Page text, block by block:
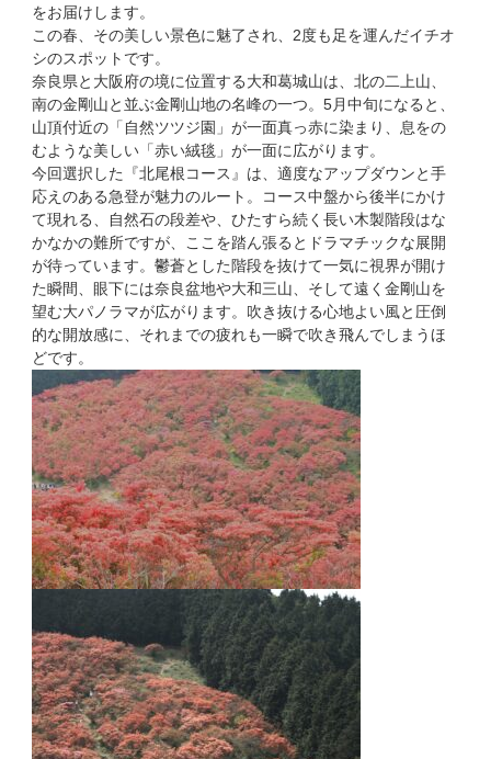
をお届けします。
この春、その美しい景色に魅了され、2度も足を運んだイチオ
シのスポットです。
奈良県と大阪府の境に位置する大和葛城山は、北の二上山、
南の金剛山と並ぶ金剛山地の名峰の一つ。5月中旬になると、
山頂付近の「自然ツツジ園」が一面真っ赤に染まり、息をの
むような美しい「赤い絨毯」が一面に広がります。
今回選択した『北尾根コース』は、適度なアップダウンと手
応えのある急登が魅力のルート。コース中盤から後半にかけ
て現れる、自然石の段差や、ひたすら続く長い木製階段はな
かなかの難所ですが、ここを踏ん張るとドラマチックな展開
が待っています。鬱蒼とした階段を抜けて一気に視界が開け
た瞬間、眼下には奈良盆地や大和三山、そして遠く金剛山を
望む大パノラマが広がります。吹き抜ける心地よい風と圧倒
的な開放感に、それまでの疲れも一瞬で吹き飛んでしまうほ
どです。